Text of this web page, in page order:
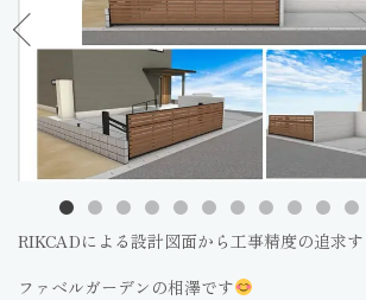
RIKCADによる設計図面から工事精度の追求
ファベルガーデンの相澤です